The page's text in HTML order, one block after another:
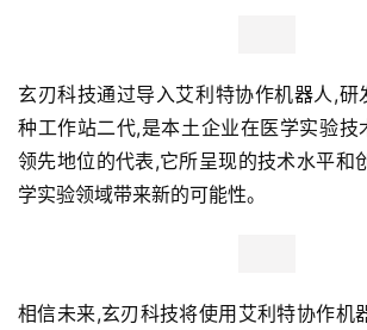
玄刃科技通过导入艾利特协作机器人,研
种工作站二代,是本土企业在医学实验技
领先地位的代表,它所呈现的技术水平和
学实验领域带来新的可能性。
相信未来,玄刃科技将使用艾利特协作机